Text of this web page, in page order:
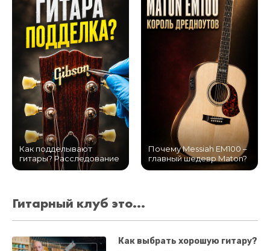
Как подделывают
гитары? Расследование
Почему Messiah EM100 –
главный шедевр Maton?
Гитарный клуб это...
Как выбрать хорошую гитару?